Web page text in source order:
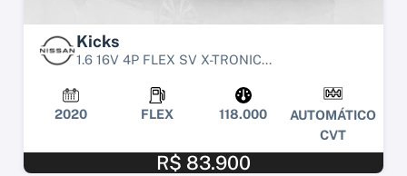
Kicks
1.6 16V 4P FLEX SV X-TRONIC...
2020 FLEX 118.000
AUTOMÁTICO
CVT
R$ 83.900